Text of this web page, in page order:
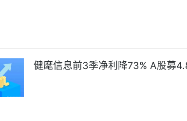
健麾信息前3季净利降73% A股募